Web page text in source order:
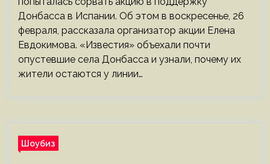
Донбасса в Испании. Об этом в воскресенье, 26
февраля, рассказала организатор акции Елена
Евдокимова. «Известия» объехали почти
опустевшие села Донбасса и узнали, почему их
жители остаются у линии…
Шоубиз